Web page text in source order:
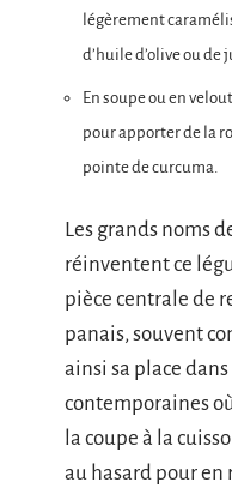
légèrement
d’huile d’olive ou de
En soupe ou en
pour apporter de la
pointe de curcuma.
Les grands noms
réinventent ce
pièce centrale de
panais, souvent
ainsi sa place
contemporaines
la coupe à la
au hasard pour en